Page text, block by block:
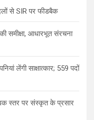
से SIR पर फीडबैक
समीक्षा, आधारभूत संरचना
लेंगी साक्षात्कार; 559 पदों
स्तर पर संस्कृत के प्रसार